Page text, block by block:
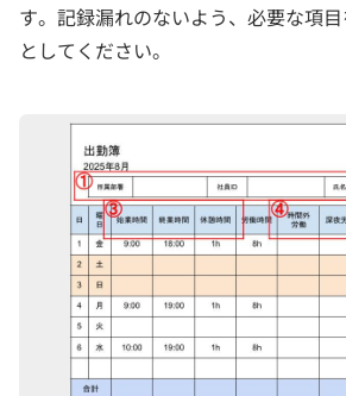
す。記録漏れのないよう、必要な項
としてください。